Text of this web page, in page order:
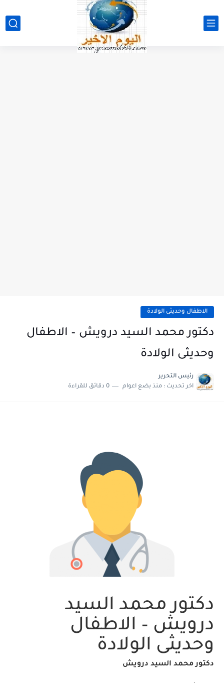
الاطفال وحديثى الولادة
دكتور محمد السيد درويش – الاطفال
وحديثى الولادة
رئيس التحرير
اخر تحديث : منذ بضع اعوام 0 دقائق للقراءة
دكتور محمد السيد
درويش – الاطفال
وحديثى الولادة
دكتور محمد السيد درويش